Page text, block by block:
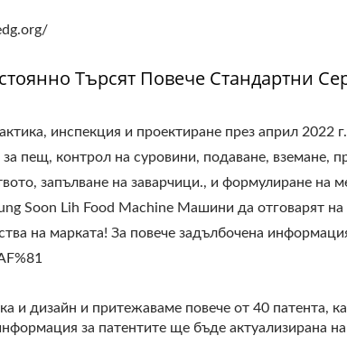
Търсят Повече Стандартни
инспекция и проектиране през април 2022
пещ, контрол на суровини, подаване, вземане,
запълване на заварчици., и формулиране на
Soon Lih Food Machine Машини да отговарят
на марката! За повече задълбочена
и дизайн и притежаваме повече от 40 патента,
за патентите ще бъде актуализирана